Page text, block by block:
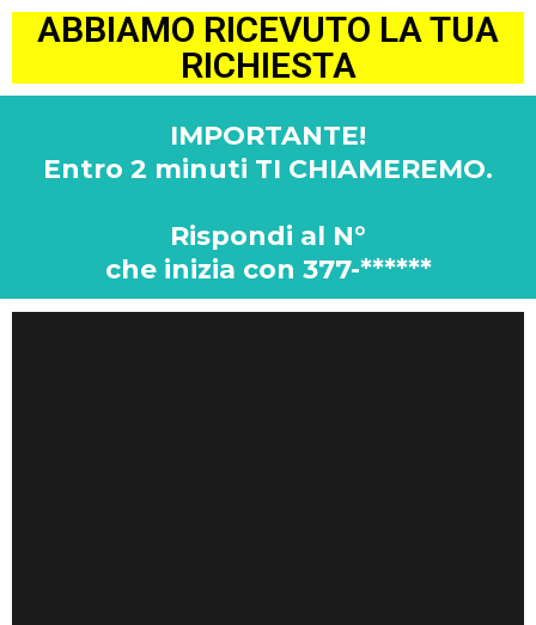
ABBIAMO RICEVUTO LA TUA
RICHIESTA
IMPORTANTE!
Entro 2 minuti TI CHIAMEREMO.
Rispondi al N°
che inizia con 377-******